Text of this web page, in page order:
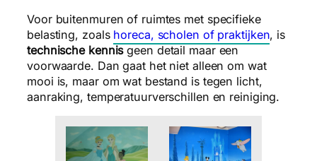
Voor buitenmuren of ruimtes met specifieke
belasting, zoals horeca, scholen of praktijken, is
technische kennisgeen detail maar een
voorwaarde. Dan gaat het niet alleen om wat
mooi is, maar om wat bestand is tegen licht,
aanraking, temperatuurverschillen en reiniging.